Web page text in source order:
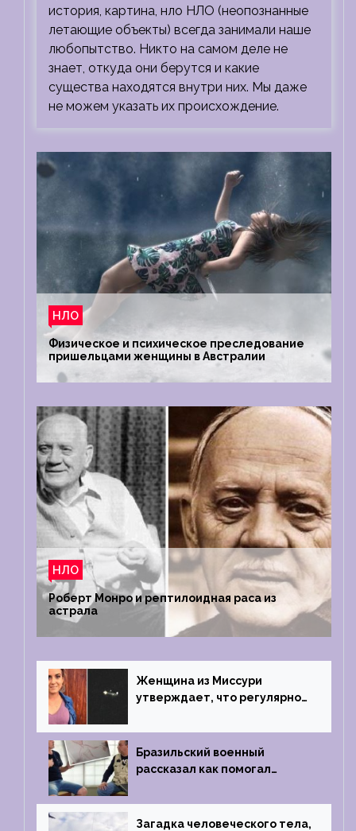
история, картина, нло НЛО (неопознанные
летающие объекты) всегда занимали наше
любопытство. Никто на самом деле не
знает, откуда они берутся и какие
существа находятся внутри них. Мы даже
не можем указать их происхождение.
НЛО
Физическое и психическое преследование
пришельцами женщины в Австралии
НЛО
Роберт Монро и рептилоидная раса из
астрала
Женщина из Миссури
утверждает, что регулярно
инопланетянами
Бразильский военный
рассказал как помогал
1996 году
Загадка человеческого тела,